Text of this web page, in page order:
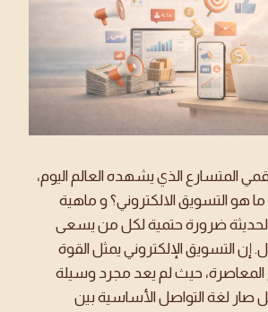
المتسارع الذي يشهده العالم اليوم،
هو التسويق الالكتروني؟ و ماهية
الحديثة ضرورة حتمية لكل من يسعى
إن التسويق الإلكتروني يمثل القوة
المعاصرة، حيث لم يعد مجرد وسيلة
صار لغة التواصل الأساسية بين